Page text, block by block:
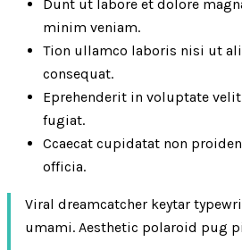
Dunt ut labore et dolore
minim veniam.
Tion ullamco laboris nisi ut
consequat.
Eprehenderit in voluptate
fugiat.
Ccaecat cupidatat non
officia.
Viral dreamcatcher keytar
umami. Aesthetic polaroid pug